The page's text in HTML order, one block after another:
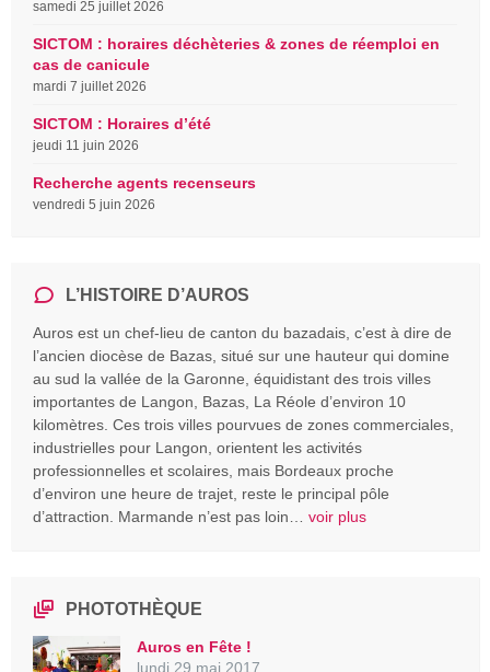
samedi 25 juillet 2026
SICTOM : horaires déchèteries & zones de réemploi en
cas de canicule
mardi 7 juillet 2026
SICTOM : Horaires d’été
jeudi 11 juin 2026
Recherche agents recenseurs
vendredi 5 juin 2026
L’HISTOIRE D’AUROS
Auros est un chef-lieu de canton du bazadais, c’est à dire de
l’ancien diocèse de Bazas, situé sur une hauteur qui domine
au sud la vallée de la Garonne, équidistant des trois villes
importantes de Langon, Bazas, La Réole d’environ 10
kilomètres. Ces trois villes pourvues de zones commerciales,
industrielles pour Langon, orientent les activités
professionnelles et scolaires, mais Bordeaux proche
d’environ une heure de trajet, reste le principal pôle
d’attraction. Marmande n’est pas loin… voir plus
PHOTOTHÈQUE
Auros en Fête !
lundi 29 mai 2017